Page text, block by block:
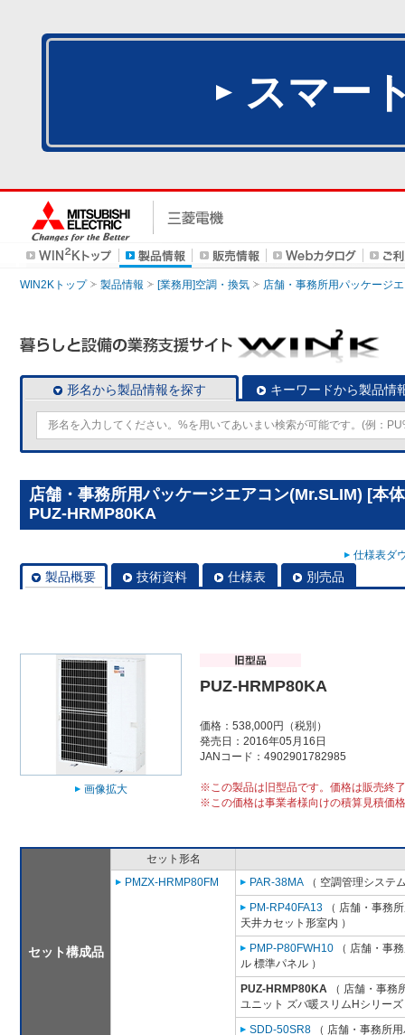
スマー
WIN2Kトップ 製品情報 [業務用]空調・換気 店舗・事務所用パッケージ
形名から製品情報を探す キーワードから製品情
店舗・事務所用パッケージエアコン(Mr.SLIM) [本
PUZ-HRMP80KA
仕様表ダ
製品概要 技術資料 仕様表 別売品
画像拡大
PUZ-HRMP80KA
価格：538,000円（税別）
発売日：2016年05月16日
JANコード：4902901782985
※この製品は旧型品です。価格は販売終
※この価格は事業者様向けの積算見積価
セット構成品
セット形名
PMZX-HRMP80FM
PAR-38MA （ 空調管理システ
PM-RP40FA13 （ 店舗・事務
天井カセット形室内 ）
PMP-P80FWH10 （ 店舗・事
ル 標準パネル ）
PUZ-HRMP80KA （ 店舗・事務
ユニット ズバ暖スリムHシリーズ
SDD-50SR8 （ 店舗・事務所